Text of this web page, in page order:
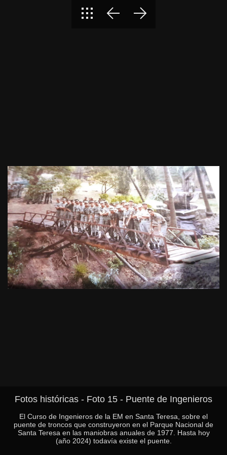
Fotos históricas - Foto 15 - Puente de Ingenieros
El Curso de Ingenieros de la EM en Santa Teresa, sobre el
puente de troncos que construyeron en el Parque Nacional de
Santa Teresa en las maniobras anuales de 1977. Hasta hoy
(año 2024) todavía existe el puente.